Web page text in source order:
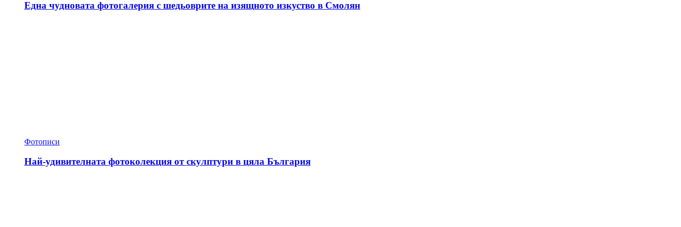
Една чудновата фотогалерия с шедьоврите на изящното изкуство в Смолян
Фотописи
Най-удивителната фотоколекция от скулптури в цяла България